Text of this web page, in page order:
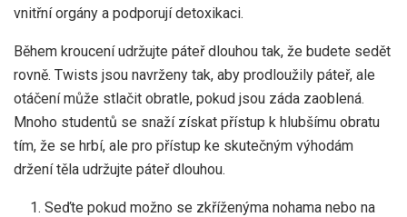
vnitřní orgány a podporují detoxikaci.
Během kroucení udržujte páteř dlouhou tak, že budete sedět
rovně. Twists jsou navrženy tak, aby prodloužily páteř, ale
otáčení může stlačit obratle, pokud jsou záda zaoblená.
Mnoho studentů se snaží získat přístup k hlubšímu obratu
tím, že se hrbí, ale pro přístup ke skutečným výhodám
držení těla udržujte páteř dlouhou.
Seďte pokud možno se zkříženýma nohama nebo na